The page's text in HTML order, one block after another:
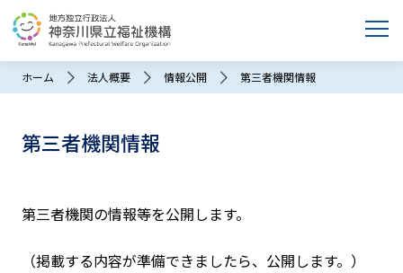
ホーム 法人概要 情報公開 第三者機関情報
第三者機関情報
第三者機関の情報等を公開します。
（掲載する内容が準備できましたら、公開します。）